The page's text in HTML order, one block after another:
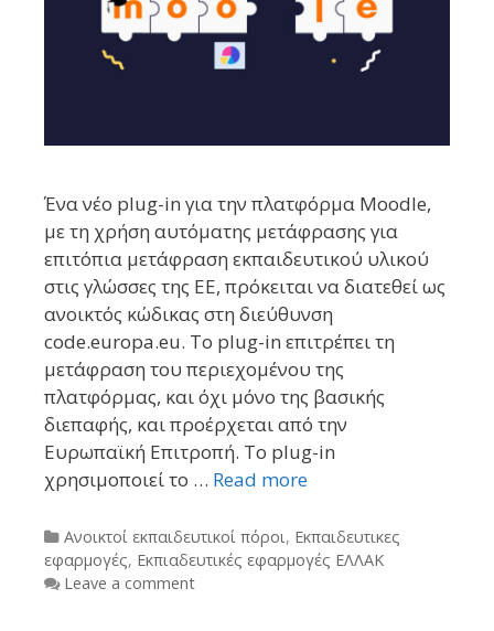
Ένα νέο plug-in για την πλατφόρμα Moodle,
με τη χρήση αυτόματης μετάφρασης για
επιτόπια μετάφραση εκπαιδευτικού υλικού
στις γλώσσες της ΕΕ, πρόκειται να διατεθεί ως
ανοικτός κώδικας στη διεύθυνση
code.europa.eu. Το plug-in επιτρέπει τη
μετάφραση του περιεχομένου της
πλατφόρμας, και όχι μόνο της βασικής
διεπαφής, και προέρχεται από την
Ευρωπαϊκή Επιτροπή. Το plug-in
χρησιμοποιεί το … Read more
Categories
Ανοικτοί εκπαιδευτικοί πόροι, Εκπαιδευτικες
εφαρμογές, Εκπιαδευτικές εφαρμογές ΕΛΛΑΚ
Leave a comment